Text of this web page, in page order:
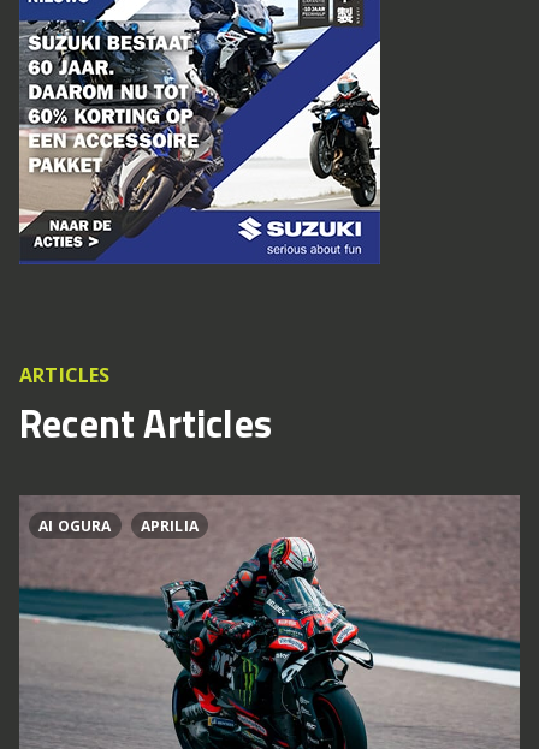
ARTICLES
Recent Articles
AI OGURA APRILIA